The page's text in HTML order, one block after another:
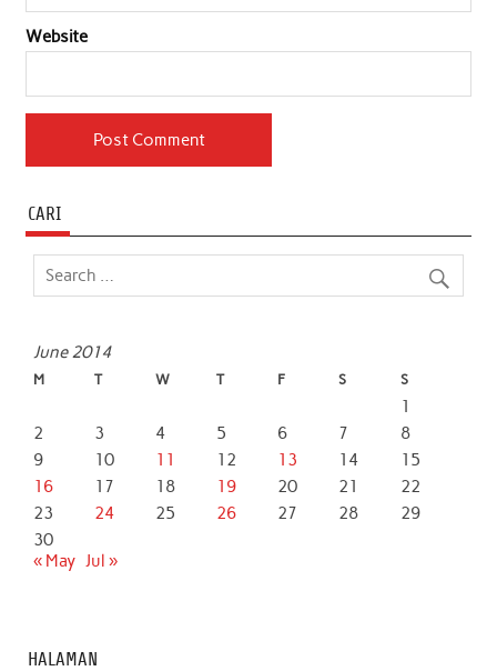
Website
CARI
June 2014
M T W T F S S
1
2
3 4 5 6 7
8
9
10 11 12 13 14
15
16
17 18 19 20 21
22
23
24 25 26 27 28
29
30
« May Jul »
HALAMAN